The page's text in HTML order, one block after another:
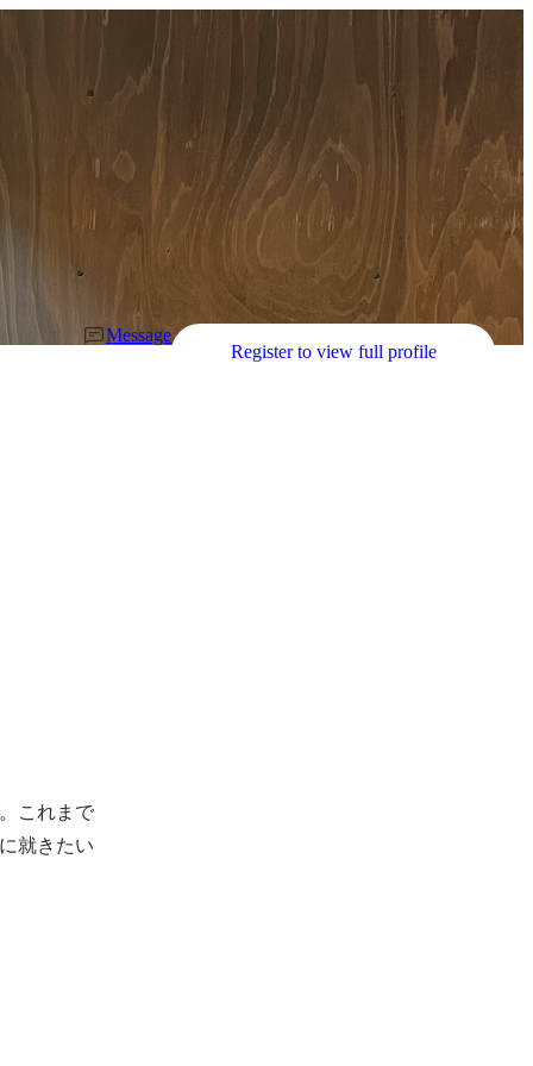
Message
Register to view full profile
これまで
就きたい